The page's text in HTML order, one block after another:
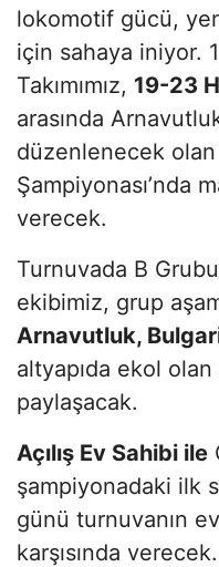
lokomotif gücü,
için sahaya iniyor.
Takımımız, 19-23
arasında
düzenlenecek olan
Şampiyonası’nda
verecek.
Turnuvada B
ekibimiz, grup
Arnavutluk,
altyapıda ekol
paylaşacak.
Açılış Ev Sahibi ile
şampiyonadaki ilk
günü turnuvanın
karşısında